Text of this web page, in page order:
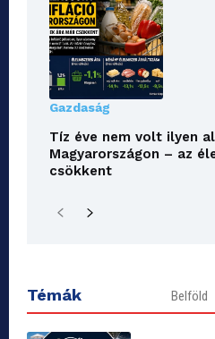
Gazdaság
Tíz éve nem volt ilyen
Magyarországon – az
csökkent
Témák Belföld